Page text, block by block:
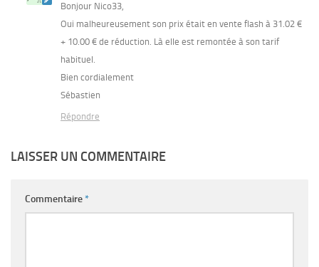
Bonjour Nico33,
Oui malheureusement son prix était en vente flash à 31.02 €
+ 10.00 € de réduction. Là elle est remontée à son tarif
habituel.
Bien cordialement
Sébastien
Répondre
LAISSER UN COMMENTAIRE
Commentaire*